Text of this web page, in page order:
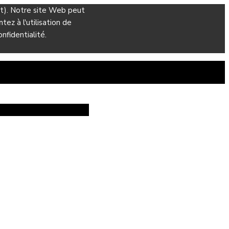
Notre site Web peut
à l'utilisation de